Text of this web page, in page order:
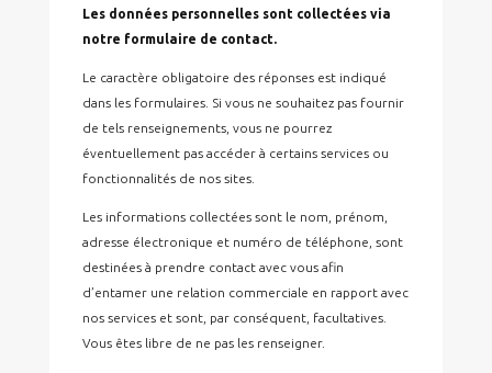
Les données personnelles sont collectées via
notre formulaire de contact.
Le caractère obligatoire des réponses est indiqué
dans les formulaires. Si vous ne souhaitez pas fournir
de tels renseignements, vous ne pourrez
éventuellement pas accéder à certains services ou
fonctionnalités de nos sites.
Les informations collectées sont le nom, prénom,
adresse électronique et numéro de téléphone, sont
destinées à prendre contact avec vous afin
d’entamer une relation commerciale en rapport avec
nos services et sont, par conséquent, facultatives.
Vous êtes libre de ne pas les renseigner.